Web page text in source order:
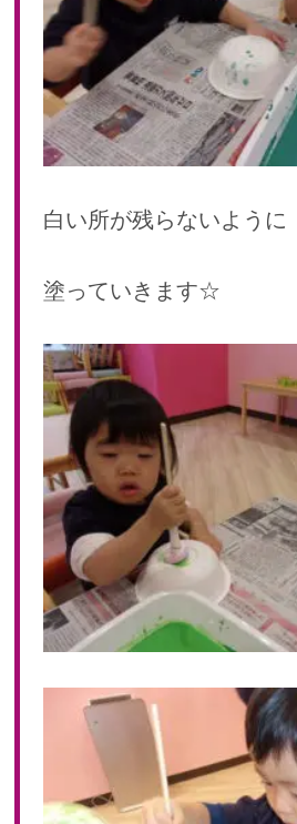
2022年 08月(22)
2022年 07月(20)
2022年 06月(22)
2022年 05月(19)
2022年 04月(20)
2022年 03月(22)
2022年 01月(19)
2021年 12月(20)
2021年 10月(21)
2021年 09月(20)
2021年 08月(18)
2021年 07月(20)
2021年 06月(22)
2021年 05月(15)
2021年 04月(21)
2021年 03月(23)
2021年 02月(18)
2021年 01月(19)
2020年 12月(19)
2020年 11月(19)
2020年 10月(22)
2020年 09月(20)
白い所が残らないように
塗っていきます☆